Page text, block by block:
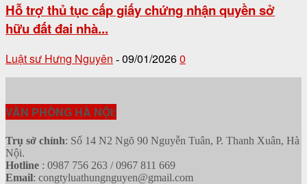
Hỗ trợ thủ tục cấp giấy chứng nhận quyền sở
hữu đất đai nhà...
Luật sư Hưng Nguyên - 09/01/20260
VĂN PHÒNG HÀ NỘI:
Trụ sở chính: Số 14 N2 Ngõ 90 Nguyễn Tuân, P. Thanh Xuân, Hà
Nội.
Hotline : 0987 756 263 / 0967 811 669
Email: congtyluathungnguyen@gmail.com